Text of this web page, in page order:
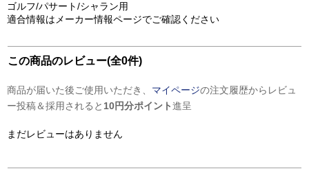
ゴルフ/パサート/シャラン用
適合情報はメーカー情報ページでご確認ください
この商品のレビュー(全0件)
商品が届いた後ご使用いただき、 マイページの注文履歴からレビュ
ー投稿＆採用されると 10円分ポイント進呈
まだレビューはありません